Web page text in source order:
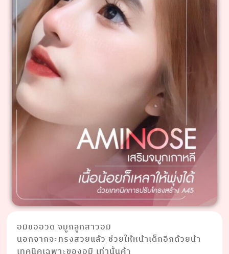
อมิขออวด จมูกลูกสาวอมิ
นอกจากจะทรงสวยแล้ว ช่วยให้หน้าเด็กอีกด้วยน้า